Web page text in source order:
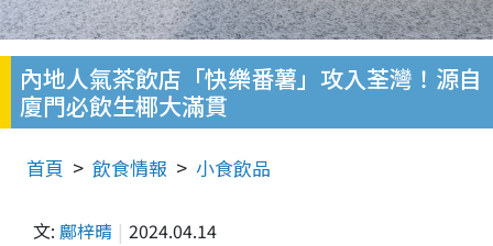
內地人氣茶飲店「快樂番薯」攻入荃灣！源自
廈門必飲生椰大滿貫
首頁 飲食情報 小食飲品
文: 鄺梓晴 2024.04.14